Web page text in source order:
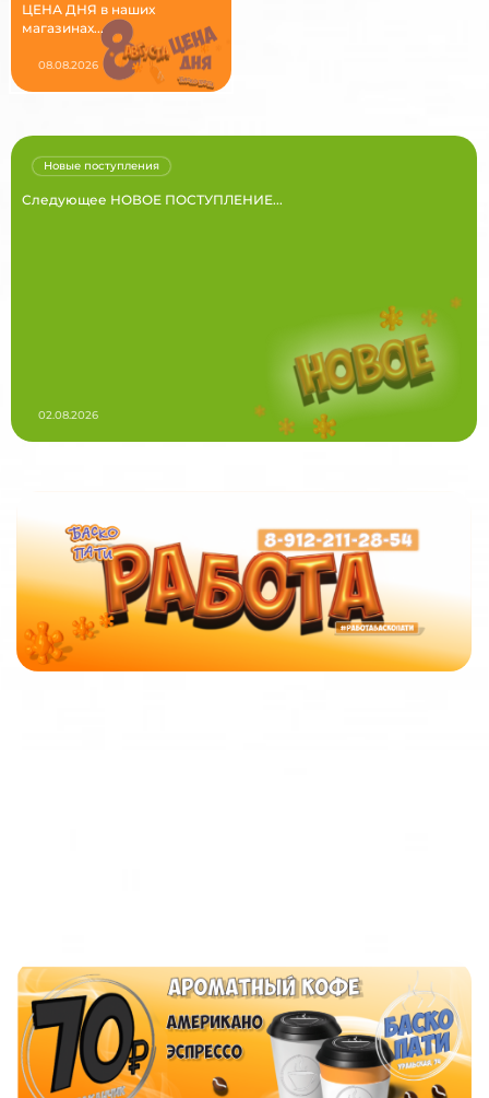
ЦЕНА ДНЯ в наших
магазинах...
08.08.2026
Следующее НОВОЕ ПОСТУПЛЕНИЕ...
Новые поступления
02.08.2026